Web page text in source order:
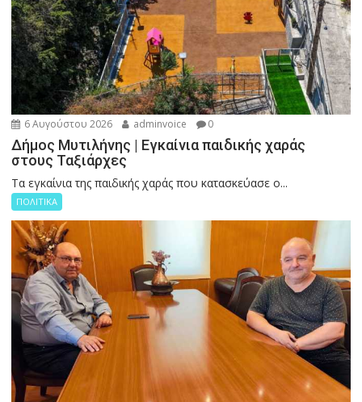
6 Αυγούστου 2026 adminvoice 0
Δήμος Μυτιλήνης | Εγκαίνια παιδικής χαράς
στους Ταξιάρχες
Tα εγκαίνια της παιδικής χαράς που κατασκεύασε ο...
ΠΟΛΙΤΙΚΑ